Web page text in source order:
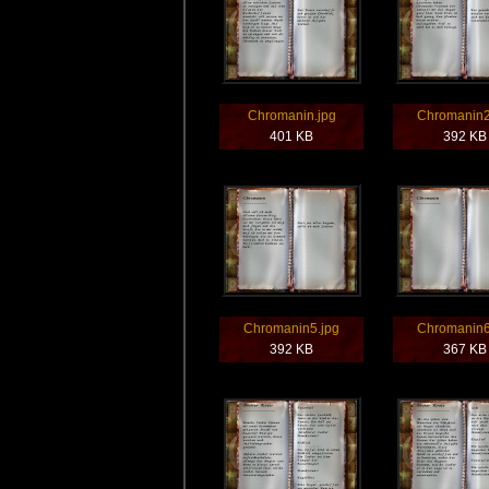
Chromanin.jpg
401 KB
392 KB
Chromanin5.jpg
392 KB
367 KB